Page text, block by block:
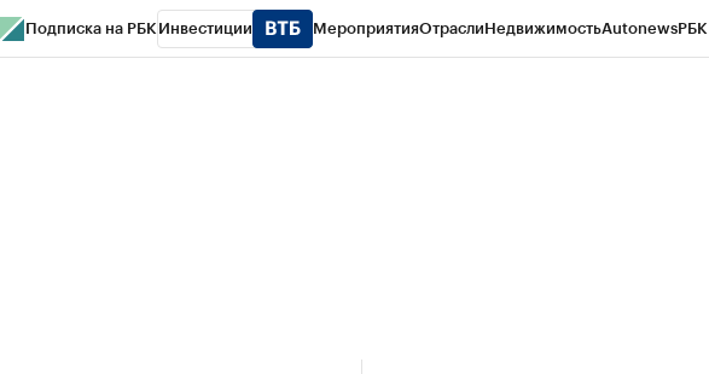
Подписка на РБК Инвестиции МероприятияОтраслиНедвижимостьAutonews